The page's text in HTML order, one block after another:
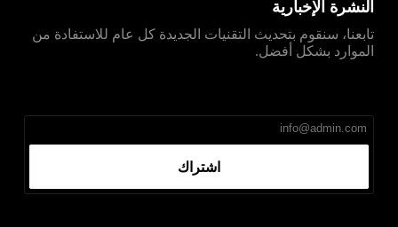
النشرة الإخبارية
تابعنا، سنقوم بتحديث التقنيات الجديدة كل عام للاستفادة من
الموارد بشكل أفضل.
اشتراك